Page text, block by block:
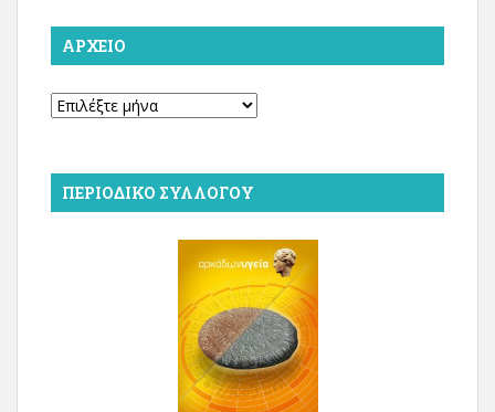
ΑΡΧΕΊΟ
Αρχείο
ΠΕΡΙΟΔΙΚΌ ΣΥΛΛΌΓΟΥ